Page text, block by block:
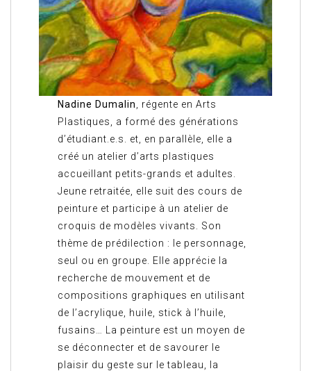
Nadine Dumalin
, régente en Arts
Plastiques, a formé des générations
d’étudiant.e.s. et, en parallèle, elle a
créé un atelier d’arts plastiques
accueillant petits-grands et adultes.
Jeune retraitée, elle suit des cours de
peinture et participe à un atelier de
croquis de modèles vivants. Son
thème de prédilection : le personnage,
seul ou en groupe. Elle apprécie la
recherche de mouvement et de
compositions graphiques en utilisant
de l’acrylique, huile, stick à l’huile,
fusains… La peinture est un moyen de
se déconnecter et de savourer le
plaisir du geste sur le tableau, la